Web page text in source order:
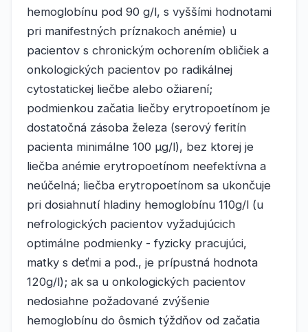
hemoglobínu pod 90 g/l, s vyššími hodnotami
pri manifestných príznakoch anémie) u
pacientov s chronickým ochorením obličiek a
onkologických pacientov po radikálnej
cytostatickej liečbe alebo ožiarení;
podmienkou začatia liečby erytropoetínom je
dostatočná zásoba železa (serový feritín
pacienta minimálne 100 μg/l), bez ktorej je
liečba anémie erytropoetínom neefektívna a
neúčelná; liečba erytropoetínom sa ukončuje
pri dosiahnutí hladiny hemoglobínu 110g/l (u
nefrologických pacientov vyžadujúcich
optimálne podmienky - fyzicky pracujúci,
matky s deťmi a pod., je prípustná hodnota
120g/l); ak sa u onkologických pacientov
nedosiahne požadované zvýšenie
hemoglobínu do ôsmich týždňov od začatia